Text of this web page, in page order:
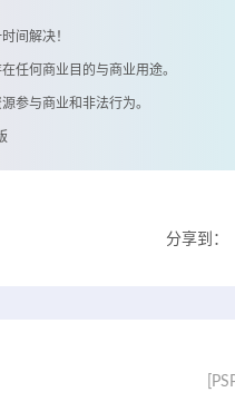
间解决！
任何商业目的与商业用途。
参与商业和非法行为。
分享到：